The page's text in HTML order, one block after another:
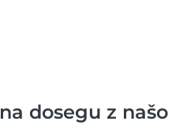
dosegu z našo